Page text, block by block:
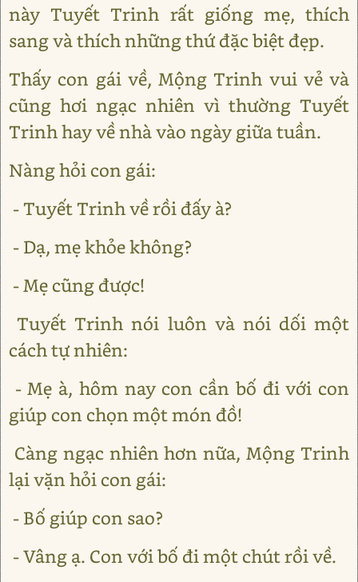
này Tuyết Trinh rất giống mẹ, thích
sang và thích những thứ đặc biệt đẹp.
Thấy con gái về, Mộng Trinh vui vẻ và
cũng hơi ngạc nhiên vì thường Tuyết
Trinh hay về nhà vào ngày giữa tuần.
Nàng hỏi con gái:
- Tuyết Trinh về rồi đấy à?
- Dạ, mẹ khỏe không?
- Mẹ cũng được!
Tuyết Trinh nói luôn và nói dối một
cách tự nhiên:
- Mẹ à, hôm nay con cần bố đi với con
giúp con chọn một món đồ!
Càng ngạc nhiên hơn nữa, Mộng Trinh
lại vặn hỏi con gái:
- Bố giúp con sao?
- Vâng ạ. Con với bố đi một chút rồi về.